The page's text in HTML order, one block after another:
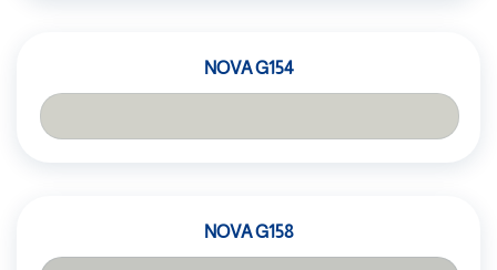
NOVA G154
NOVA G158